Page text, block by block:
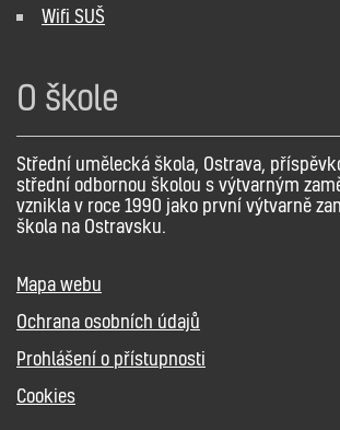
Wifi SUŠ
O škole
Střední umělecká škola, Ostrava,
střední odbornou školou s výtvarným
vznikla v roce 1990 jako první výtvarně
škola na Ostravsku.
Mapa webu
Ochrana osobních údajů
Prohlášení o přístupnosti
Cookies